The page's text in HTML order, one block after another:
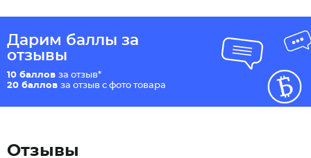
Дарим баллы за
отзывы
10 баллов за отзыв*
20 баллов за отзыв с фото товара
Отзывы